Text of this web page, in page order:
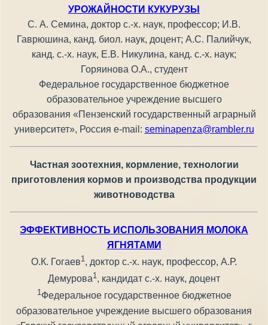
УРОЖАЙНОСТИ КУКУРУЗЫ
С. А. Семина, доктор с.-х. наук, профессор; И.В.
Гаврюшина, канд. биол. наук, доцент; А.С. Палийчук,
канд. с.-х. наук, Е.В. Никулина, канд. с.-х. наук;
Горяинова О.А., студент
Федеральное государственное бюджетное
образовательное учреждение высшего
образования «Пензенский государственный аграрный
университет», Россия e-mail: seminapenza@rambler.ru
Частная зоотехния, кормление, технологии
приготовления кормов и производства продукции
животноводства
ЭФФЕКТИВНОСТЬ ИСПОЛЬЗОВАНИЯ МОЛОКА
ЯГНЯТАМИ
О.К. Гогаев1 , доктор с.-х. наук, профессор, А.Р.
Демурова1, кандидат с.-х. наук, доцент
1Федеральное государственное бюджетное
образовательное учреждение высшего образования